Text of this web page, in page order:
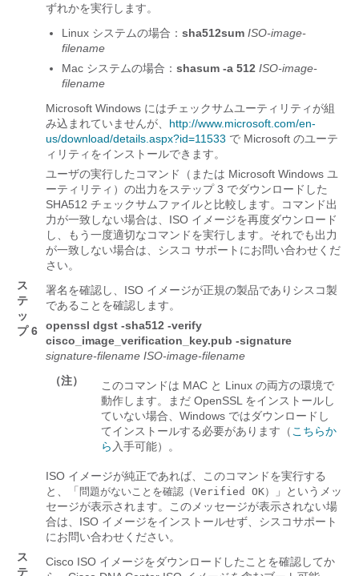
ずれかを実行します。
Linux システムの場合： sha512sum ISO-image-
filename
Mac システムの場合： shasum -a 512 ISO-image-
filename
Microsoft Windows にはチェックサムユーティリティが組
み込まれていませんが、 http://www.microsoft.com/en-
us/download/details.aspx?id=11533 で Microsoft のユーテ
ィリティをインストールできます。
ユーザの実行したコマンド（または Microsoft Windows ユ
ーティリティ）の出力をステップ 3 でダウンロードした
SHA512 チェックサムファイルと比較します。コマンド出
力が一致しない場合は、ISO イメージを再度ダウンロード
し、もう一度適切なコマンドを実行します。それでも出力
が一致しない場合は、シスコ サポートにお問い合わせくだ
さい。
ス
テ
ッ
プ 6
署名を確認し、ISO イメージが正規の製品でありシスコ製
であることを確認します。
openssl dgst -sha512 -verify
cisco_image_verification_key.pub -signature
signature-filename ISO-image-filename
（注）
このコマンドは MAC と Linux の両方の環境で
動作します。まだ OpenSSL をインストールし
ていない場合、Windows ではダウンロードし
てインストールする必要があります（ こちらか
ら 入手可能）。
ISO イメージが純正であれば、このコマンドを実行する
と、「 問題がないことを確認（Verified OK）
」というメッ
セージが表示されます。このメッセージが表示されない場
合は、ISO イメージをインストールせず、シスコサポート
にお問い合わせください。
ス
テ
Cisco ISO イメージをダウンロードしたことを確認してか